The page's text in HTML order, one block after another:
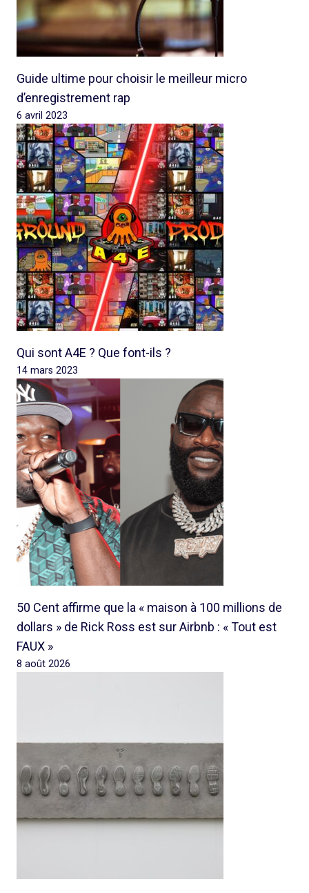
Guide ultime pour choisir le meilleur micro
d’enregistrement rap
6 avril 2023
Qui sont A4E ? Que font-ils ?
14 mars 2023
50 Cent affirme que la « maison à 100 millions de
dollars » de Rick Ross est sur Airbnb : « Tout est
FAUX »
8 août 2026